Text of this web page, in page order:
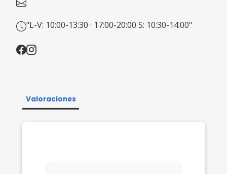
"L-V: 10:00-13:30 · 17:00-20:00 S: 10:30-14:00"
Valoraciones